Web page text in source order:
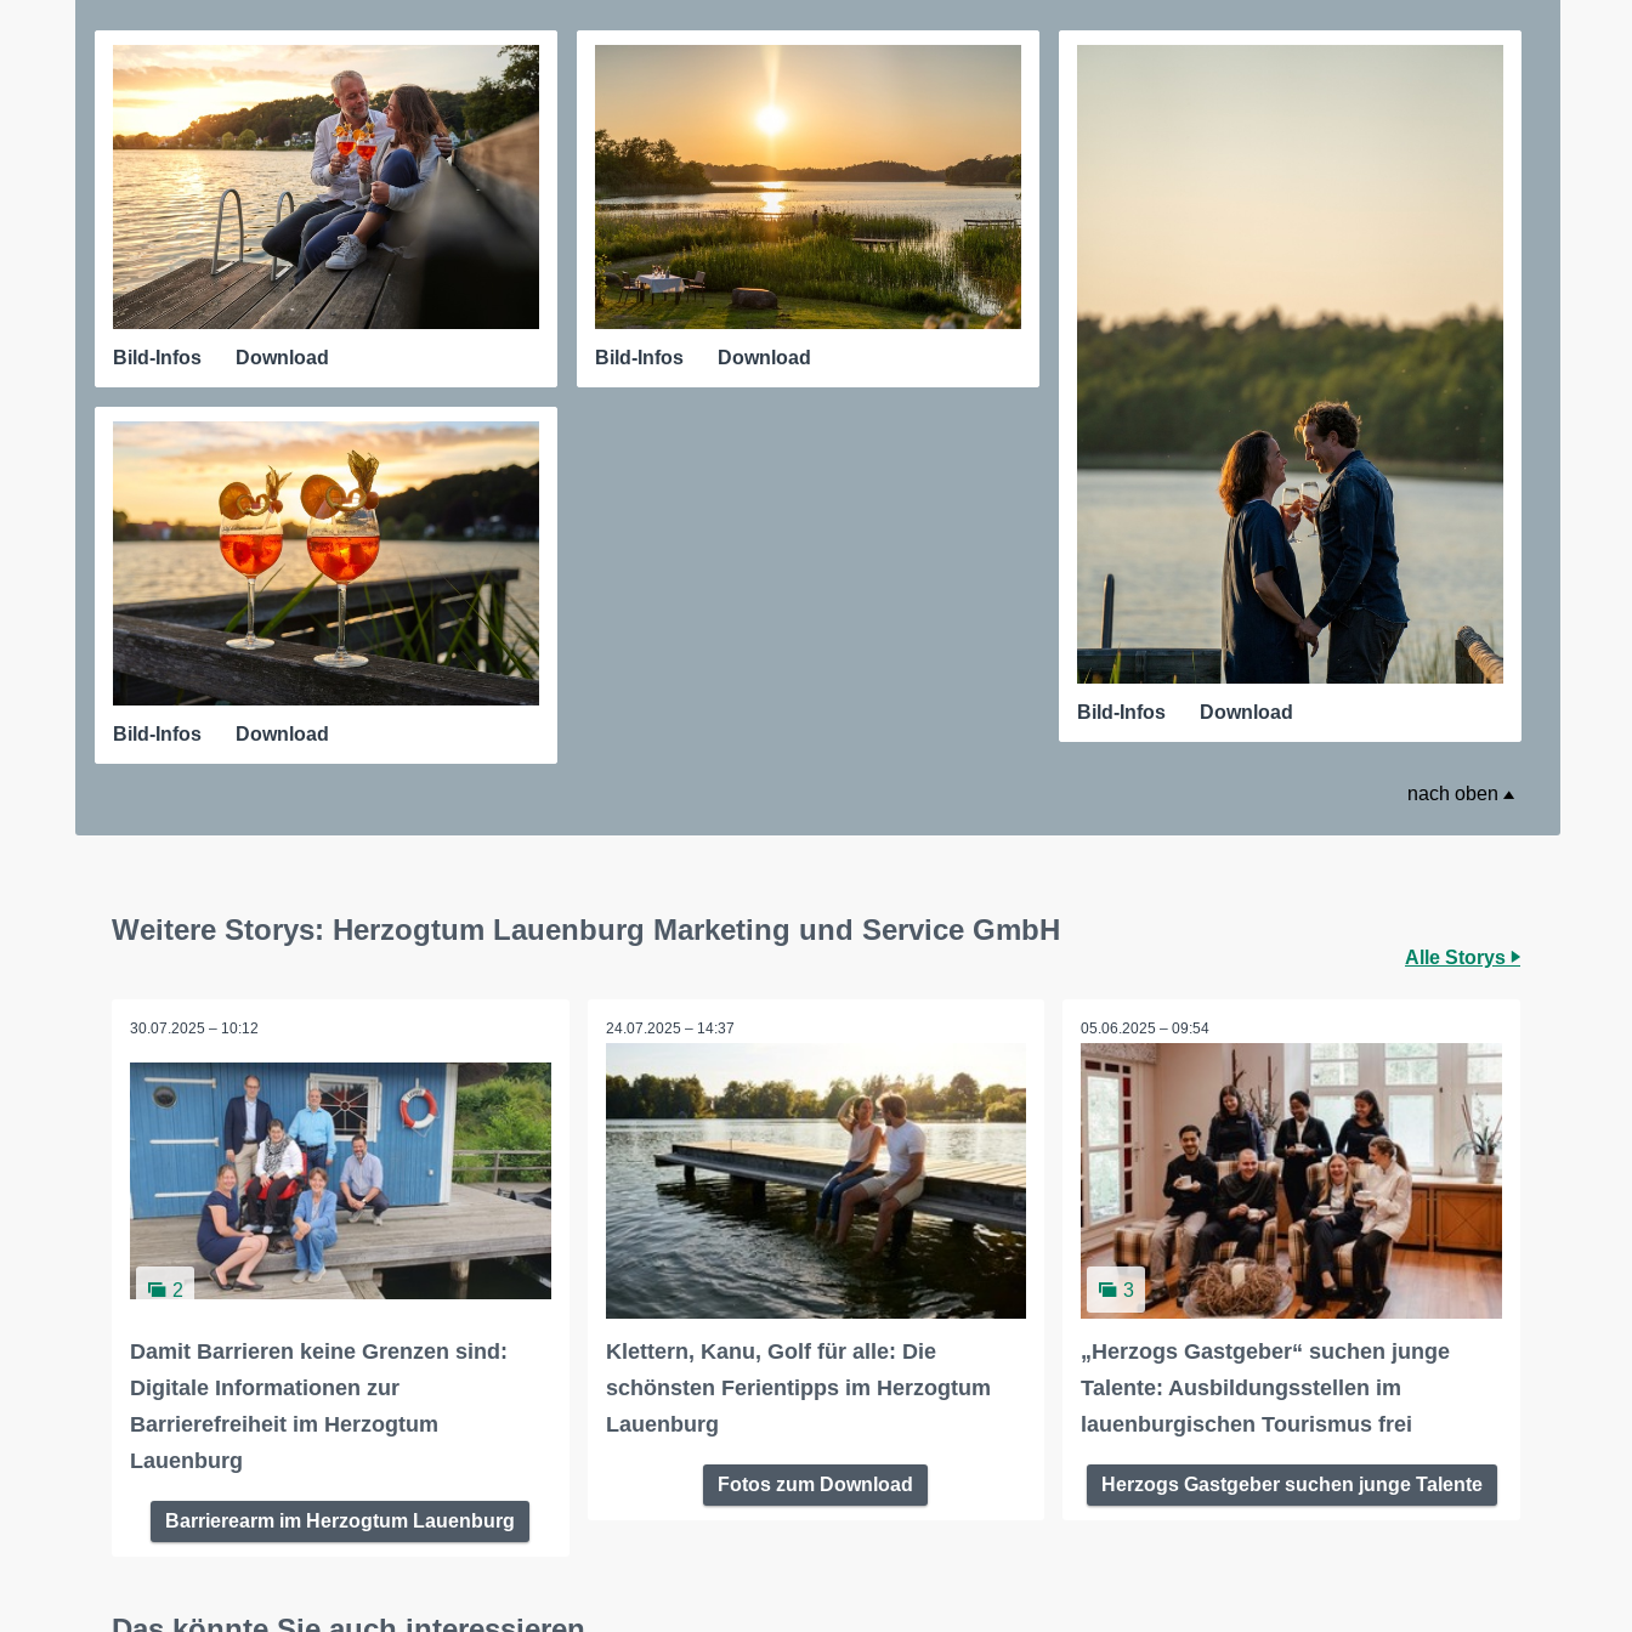
Bild-Infos Download
Bild-Infos Download
Bild-Infos Download
Bild-Infos Download
nach oben
Weitere Storys: Herzogtum Lauenburg Marketing und Service GmbH
Alle Storys
30.07.2025 – 10:12
2
Damit Barrieren keine Grenzen sind:
Digitale Informationen zur
Barrierefreiheit im Herzogtum
Lauenburg
Barrierearm im Herzogtum Lauenburg
24.07.2025 – 14:37
Klettern, Kanu, Golf für alle: Die
schönsten Ferientipps im Herzogtum
Lauenburg
Fotos zum Download
05.06.2025 – 09:54
3
„Herzogs Gastgeber“ suchen junge
Talente: Ausbildungsstellen im
lauenburgischen Tourismus frei
Herzogs Gastgeber suchen junge Talente